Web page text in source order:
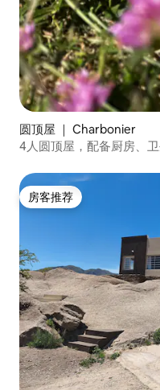
圆顶屋 ｜ Charbonier
4人圆顶屋，配备厨房、
房客推荐
房客推荐